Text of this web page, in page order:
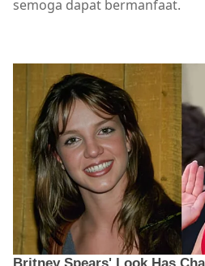
semoga dapat bermanfaat.